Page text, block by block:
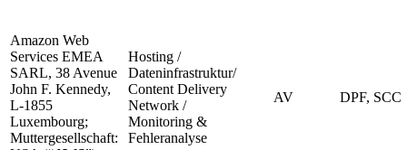
Amazon Web
Services EMEA
SARL, 38 Avenue
John F. Kennedy,
L-1855
Luxembourg;
Muttergesellschaft:
Hosting /
Dateninfrastruktur/
Content Delivery
Network /
Monitoring &
Fehleranalyse
AV DPF, SCC